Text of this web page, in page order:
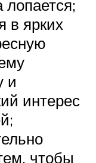
лопается;
в ярких
и
интерес
чтобы